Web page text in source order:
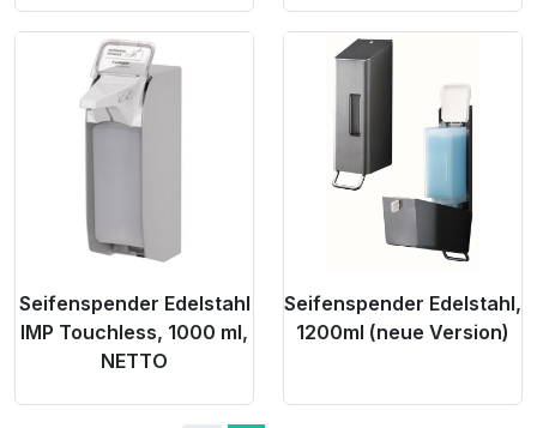
Product Link
Seifenspender Edelstahl
IMP Touchless, 1000 ml,
NETTO
Product Link
Seifenspender Edelstahl,
1200ml (neue Version)